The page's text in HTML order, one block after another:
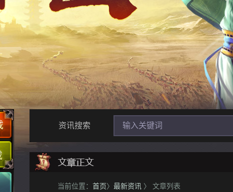
资讯搜索
当前位置： 首页〉 最新资讯 〉 文章列表